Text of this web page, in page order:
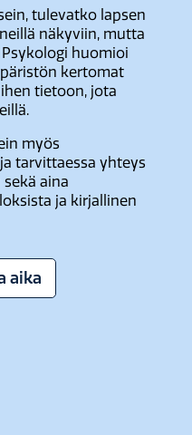
tulevatko lapsen
näkyviin, mutta
huomioi
kertomat
tietoon, jota
myös
tarvittaessa yhteys
aina
ja kirjallinen
aika